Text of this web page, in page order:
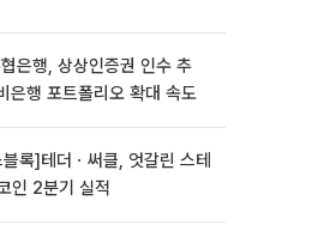
은행, 상상인증권 인수 추
은행 포트폴리오 확대 속도
록]테더ㆍ써클, 엇갈린 스테
인 2분기 실적